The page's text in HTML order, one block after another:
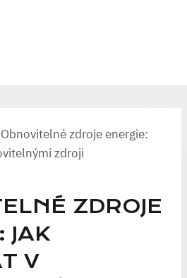
Obnovitelné zdroje energie:
zdroji
ZDROJE
JAK
V